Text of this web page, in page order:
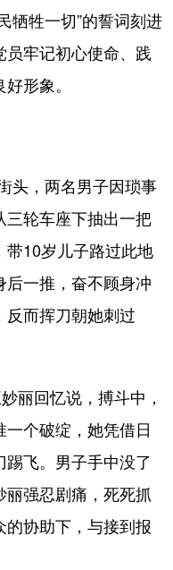
牺牲一切”的誓词刻进
牢记初心使命、践
形象。
，两名男子因琐事
三轮车座下抽出一把
带10岁儿子路过此地
一推，奋不顾身冲
反而挥刀朝她刺过
丽回忆说，搏斗中，
个破绽，她凭借日
飞。男子手中没了
强忍剧痛，死死抓
协助下，与接到报